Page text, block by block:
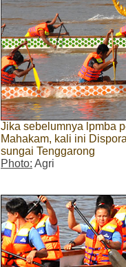
Jika sebelumnya lpmba
Mahakam, kali ini
sungai Tenggarong
Photo: Agri